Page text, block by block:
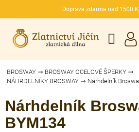
Doprava zdarma nad 1500
CZK
BROSWAY
BROSWAY OCELOVÉ ŠPERKY
NÁHRDELNÍKY BROSWAY
Nárhdelník
Nárhdelník
BYM134